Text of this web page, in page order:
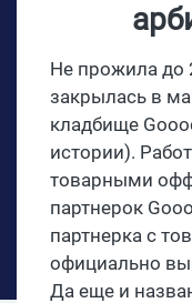
Не прожила до
закрылась в
кладбище
истории).
товарными
партнерок
партнерка с
официально
Да еще и